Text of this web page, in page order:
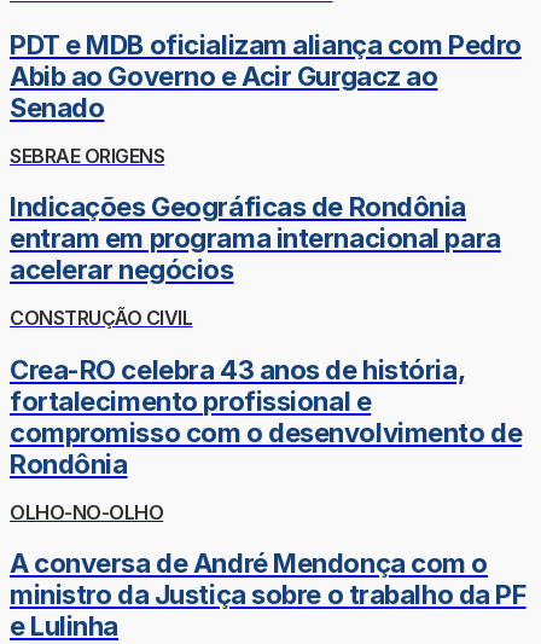
PDT e MDB oficializam aliança com Pedro
Abib ao Governo e Acir Gurgacz ao
Senado
SEBRAE ORIGENS
Indicações Geográficas de Rondônia
entram em programa internacional para
acelerar negócios
CONSTRUÇÃO CIVIL
Crea-RO celebra 43 anos de história,
fortalecimento profissional e
compromisso com o desenvolvimento de
Rondônia
OLHO-NO-OLHO
A conversa de André Mendonça com o
ministro da Justiça sobre o trabalho da PF
e Lulinha